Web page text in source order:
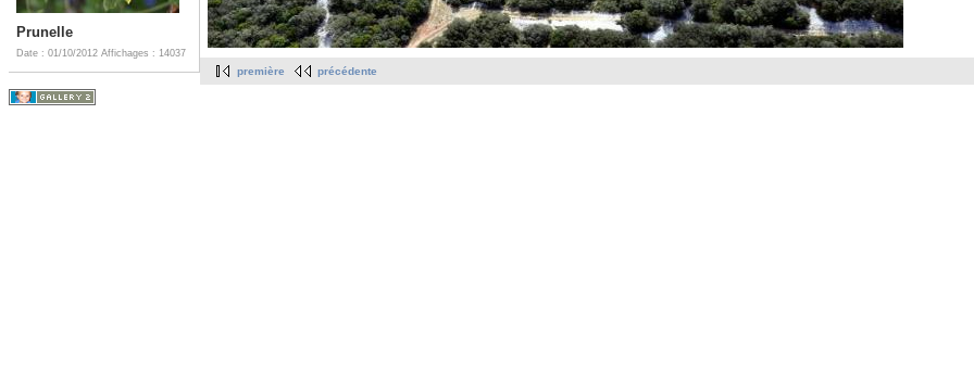
Prunelle
Date : 01/10/2012 Affichages : 14037
première précédente